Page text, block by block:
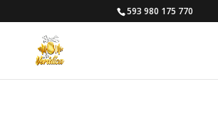
593 980 175 770